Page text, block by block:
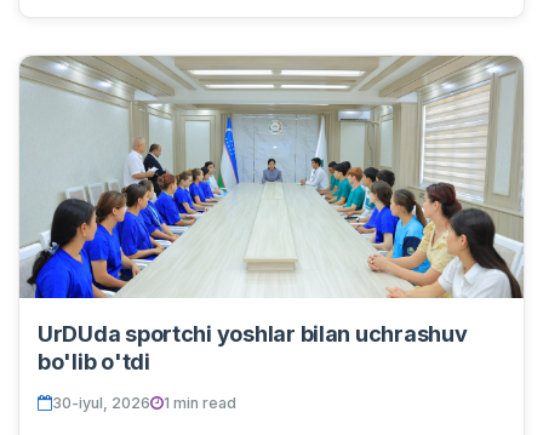
UrDUda sportchi yoshlar bilan uchrashuv
bo'lib o'tdi
30-iyul, 2026 1 min read